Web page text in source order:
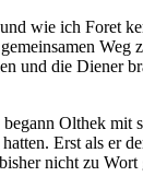
wie ich Foret
und die Diener
Olthek
Erst als er
nicht zu Wort